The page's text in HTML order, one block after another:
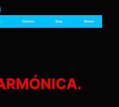
Podcast Blog Música